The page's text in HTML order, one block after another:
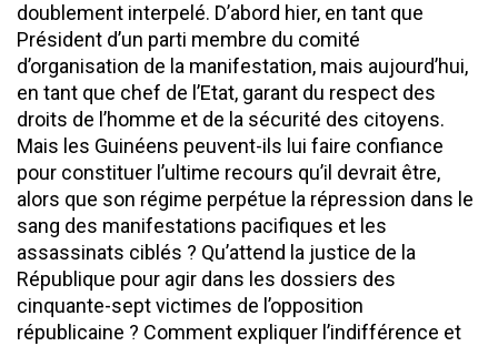
doublement interpelé. D’abord hier, en tant que
Président d’un parti membre du comité
d’organisation de la manifestation, mais aujourd’hui,
en tant que chef de l’Etat, garant du respect des
droits de l’homme et de la sécurité des citoyens.
Mais les Guinéens peuvent-ils lui faire confiance
pour constituer l’ultime recours qu’il devrait être,
alors que son régime perpétue la répression dans le
sang des manifestations pacifiques et les
assassinats ciblés ? Qu’attend la justice de la
République pour agir dans les dossiers des
cinquante-sept victimes de l’opposition
républicaine ? Comment expliquer l’indifférence et